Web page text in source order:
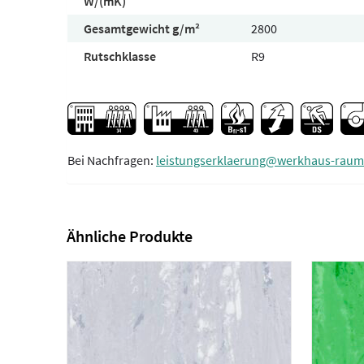
Gesamtgewicht g/m²
2800
Rutschklasse
R9
Bei Nachfragen: leistungserklaerung@werkhaus-
Ähnliche Produkte